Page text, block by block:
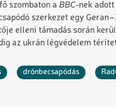
szombaton a BBC-nek
szerkezet egy
elleni támadás során
az ukrán légvédelem
drónbecsapódás